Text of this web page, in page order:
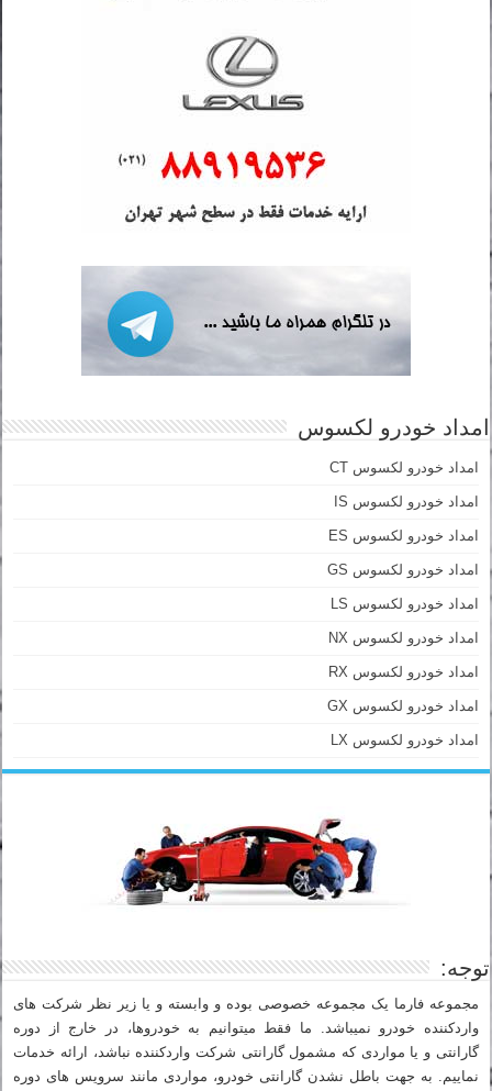
امداد خودرو لکسوس
امداد خودرو لکسوس CT
امداد خودرو لکسوس IS
امداد خودرو لکسوس ES
امداد خودرو لکسوس GS
امداد خودرو لکسوس LS
امداد خودرو لکسوس NX
امداد خودرو لکسوس RX
امداد خودرو لکسوس GX
امداد خودرو لکسوس LX
توجه:
مجموعه فارما یک مجموعه خصوصی بوده و وابسته و یا زیر نظر شرکت های
واردکننده خودرو نمیباشد. ما فقط میتوانیم به خودروها، در خارج از دوره
گارانتی و یا مواردی که مشمول گارانتی شرکت واردکننده نباشد، ارائه خدمات
نماییم. به جهت باطل نشدن گارانتی خودرو، مواردی مانند سرویس های دوره